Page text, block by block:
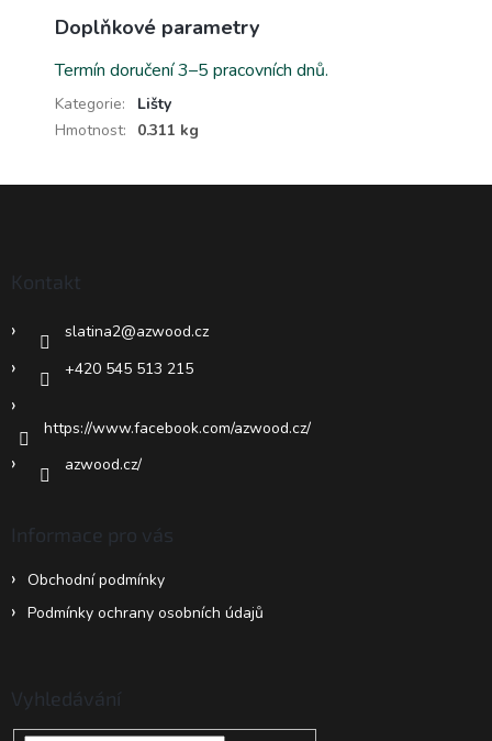
Doplňkové parametry
Termín doručení 3–5 pracovních dnů.
Kategorie:
Lišty
Hmotnost: 0.311 kg
Kontakt
slatina2@azwood.cz
+420 545 513 215
https://www.facebook.com/azwood.cz/
azwood.cz/
Informace pro vás
Obchodní podmínky
Podmínky ochrany osobních údajů
Vyhledávání